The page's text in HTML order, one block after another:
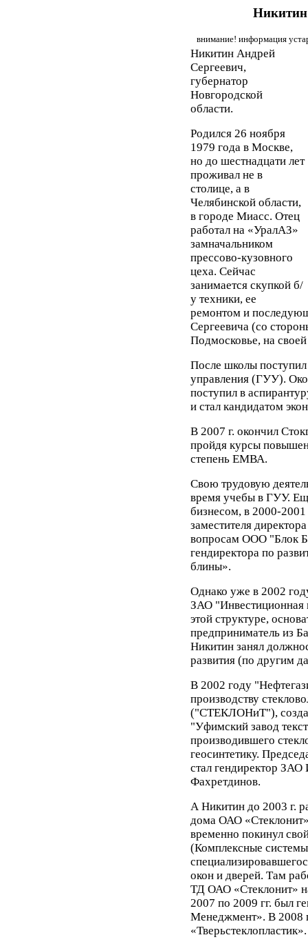
Никитин
внимание! информация
Никитин Андрей
Сергеевич,
губернатор
Новгородской
области.
Родился 26 ноября
1979 года в Москве,
но до шестнадцати лет
проживал не в
столице, а в
Челябинской области,
в городе Миасс. Отец
работал на «УралАЗ»
замначальником
прессово-кузовного
цеха. Сейчас
занимается скупкой б/
у техники, ее
ремонтом и
Сергеевича (со
Подмосковье, на своей
После школы поступил
управления (ГУУ).
поступил в
и стал кандидатом
В 2007 г. окончил
пройдя курсы
степень ЕМВА.
Свою трудовую
время учебы в ГУУ.
бизнесом, в 2000-
заместителя
вопросам ООО "Блок
гендиректора по
блины».
Однако уже в 2002
ЗАО "Инвестиционная
этой структуре,
предприниматель из
Никитин занял
развития (по другим
В 2002 году
производству
("СТЕКЛОНиТ"),
"Уфимский завод
производившего
геосинтетику.
стал гендиректор
Фахретдинов.
А Никитин до 2003 г.
дома ОАО
временно покинул
(Комплексные
окон и дверей. Там
ТД ОАО «Стеклонит»
2007 по 2009 гг. был
Менеджмент». В 2008
«Тверьстеклопластик».